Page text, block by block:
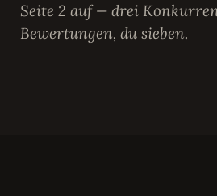
Seite 2 auf — drei
Bewertungen, du sieben.